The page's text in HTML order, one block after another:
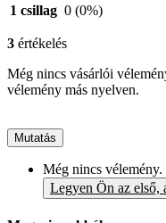
1 csillag 0 (0%)
3 értékelés
Még nincs vásárlói
vélemény más nyelven.
Mutatás
Még nincs vélemény.
Legyen Ön az első,